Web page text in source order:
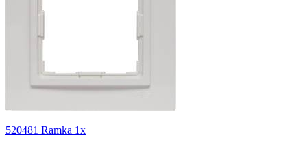
520481 Ramka 1x